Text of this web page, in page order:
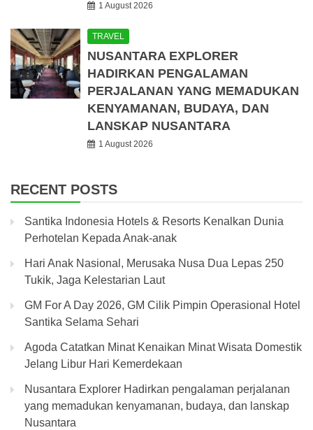
1 August 2026
TRAVEL
NUSANTARA EXPLORER
HADIRKAN PENGALAMAN
PERJALANAN YANG MEMADUKAN
KENYAMANAN, BUDAYA, DAN
LANSKAP NUSANTARA
1 August 2026
RECENT POSTS
Santika Indonesia Hotels & Resorts Kenalkan Dunia
Perhotelan Kepada Anak-anak
Hari Anak Nasional, Merusaka Nusa Dua Lepas 250
Tukik, Jaga Kelestarian Laut
GM For A Day 2026, GM Cilik Pimpin Operasional Hotel
Santika Selama Sehari
Agoda Catatkan Minat Kenaikan Minat Wisata Domestik
Jelang Libur Hari Kemerdekaan
Nusantara Explorer Hadirkan pengalaman perjalanan
yang memadukan kenyamanan, budaya, dan lanskap
Nusantara